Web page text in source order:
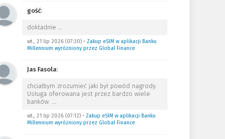
gość:
dokładnie …
wt., 21 lip 2026 (07:30)• Zakup eSIM w aplikacji Banku
Millennium wyróżniony przez Global Finance
Jas Fasola:
chciałbym zrozumieć jaki był powód nagrody.
Usługa oferowana jest przez bardzo wiele
banków. …
wt., 21 lip 2026 (07:12)• Zakup eSIM w aplikacji Banku
Millennium wyróżniony przez Global Finance